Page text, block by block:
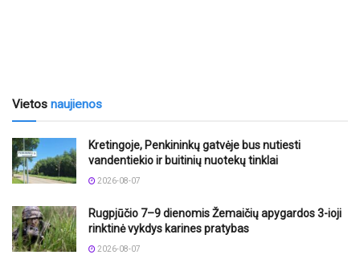
Vietos naujienos
Kretingoje, Penkininkų gatvėje bus nutiesti
vandentiekio ir buitinių nuotekų tinklai
2026-08-07
Rugpjūčio 7–9 dienomis Žemaičių apygardos 3-ioji
rinktinė vykdys karines pratybas
2026-08-07